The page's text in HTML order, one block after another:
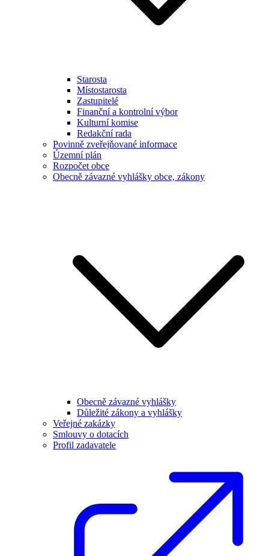
Starosta
Místostarosta
Zastupitelé
Finanční a kontrolní výbor
Kulturní komise
Redakční rada
Povinně zveřejňované informace
Územní plán
Rozpočet obce
Obecně závazné vyhlášky obce, zákony
Obecně závazné vyhlášky
Důležité zákony a vyhlášky
Veřejné zakázky
Smlouvy o dotacích
Profil zadavatele